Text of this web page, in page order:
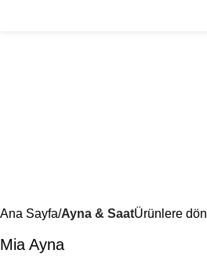
Ana Sayfa Ayna & SaatÜrünlere dön
Mia Ayna